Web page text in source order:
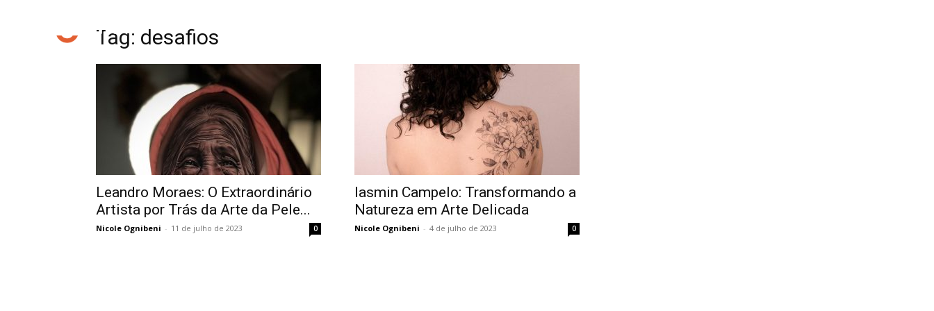
Tag: desafios
Leandro Moraes: O Extraordinário
Artista por Trás da Arte da Pele...
Nicole Ognibeni - 11 de julho de 2023 0
Iasmin Campelo: Transformando a
Natureza em Arte Delicada
Nicole Ognibeni - 4 de julho de 2023 0